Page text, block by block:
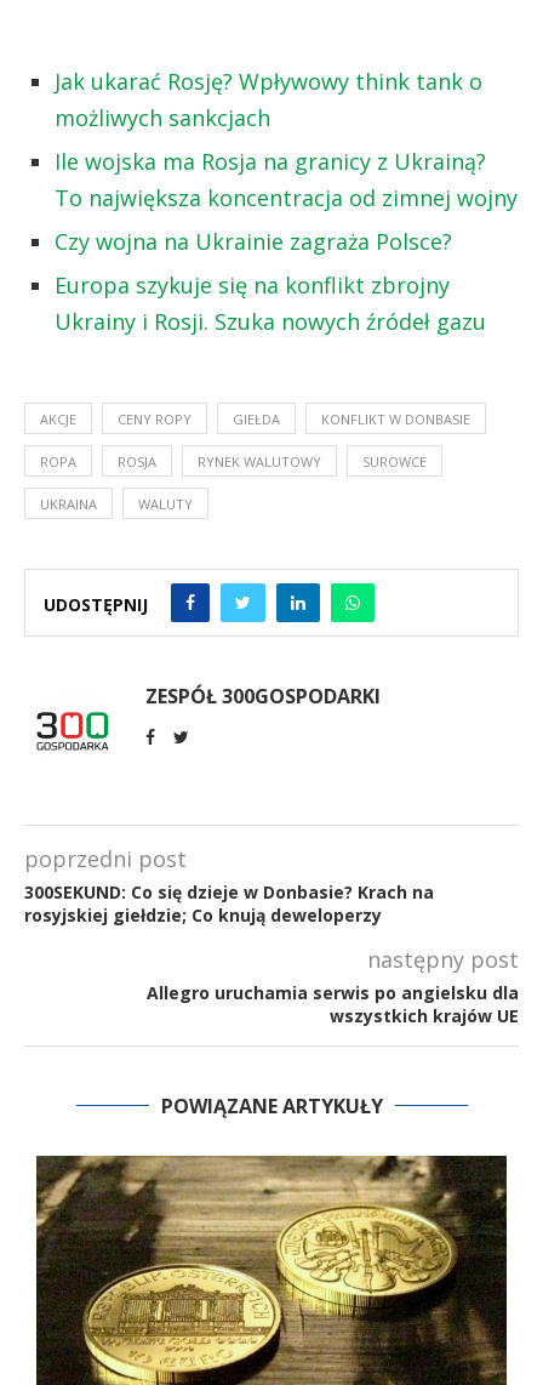
Jak ukarać Rosję? Wpływowy think tank o
możliwych sankcjach
Ile wojska ma Rosja na granicy z Ukrainą?
To największa koncentracja od zimnej wojny
Czy wojna na Ukrainie zagraża Polsce?
Europa szykuje się na konflikt zbrojny
Ukrainy i Rosji. Szuka nowych źródeł gazu
AKCJE CENY ROPY GIEŁDA KONFLIKT W DONBASIE
ROPA ROSJA RYNEK WALUTOWY SUROWCE
UKRAINA WALUTY
UDOSTĘPNIJ
ZESPÓŁ 300GOSPODARKI
poprzedni post
300SEKUND: Co się dzieje w Donbasie? Krach na
rosyjskiej giełdzie; Co knują deweloperzy
następny post
Allegro uruchamia serwis po angielsku dla
wszystkich krajów UE
POWIĄZANE ARTYKUŁY